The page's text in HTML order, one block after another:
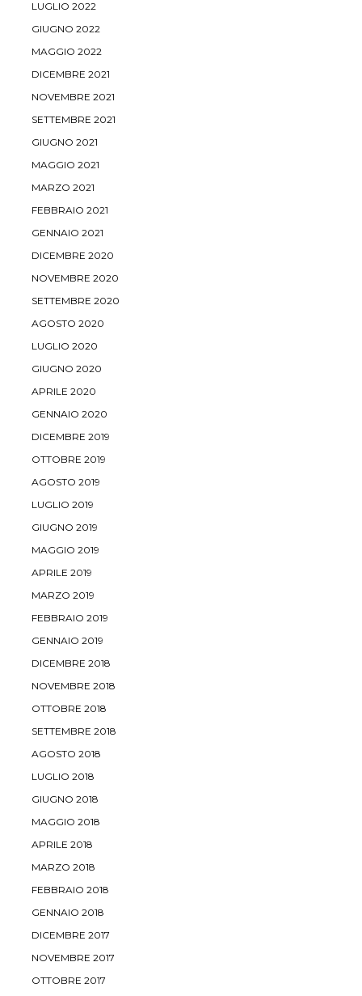
LUGLIO 2022
GIUGNO 2022
MAGGIO 2022
DICEMBRE 2021
NOVEMBRE 2021
SETTEMBRE 2021
GIUGNO 2021
MAGGIO 2021
MARZO 2021
FEBBRAIO 2021
GENNAIO 2021
DICEMBRE 2020
NOVEMBRE 2020
SETTEMBRE 2020
AGOSTO 2020
LUGLIO 2020
GIUGNO 2020
APRILE 2020
GENNAIO 2020
DICEMBRE 2019
OTTOBRE 2019
AGOSTO 2019
LUGLIO 2019
GIUGNO 2019
MAGGIO 2019
APRILE 2019
MARZO 2019
FEBBRAIO 2019
GENNAIO 2019
DICEMBRE 2018
NOVEMBRE 2018
OTTOBRE 2018
SETTEMBRE 2018
AGOSTO 2018
LUGLIO 2018
GIUGNO 2018
MAGGIO 2018
APRILE 2018
MARZO 2018
FEBBRAIO 2018
GENNAIO 2018
DICEMBRE 2017
NOVEMBRE 2017
OTTOBRE 2017